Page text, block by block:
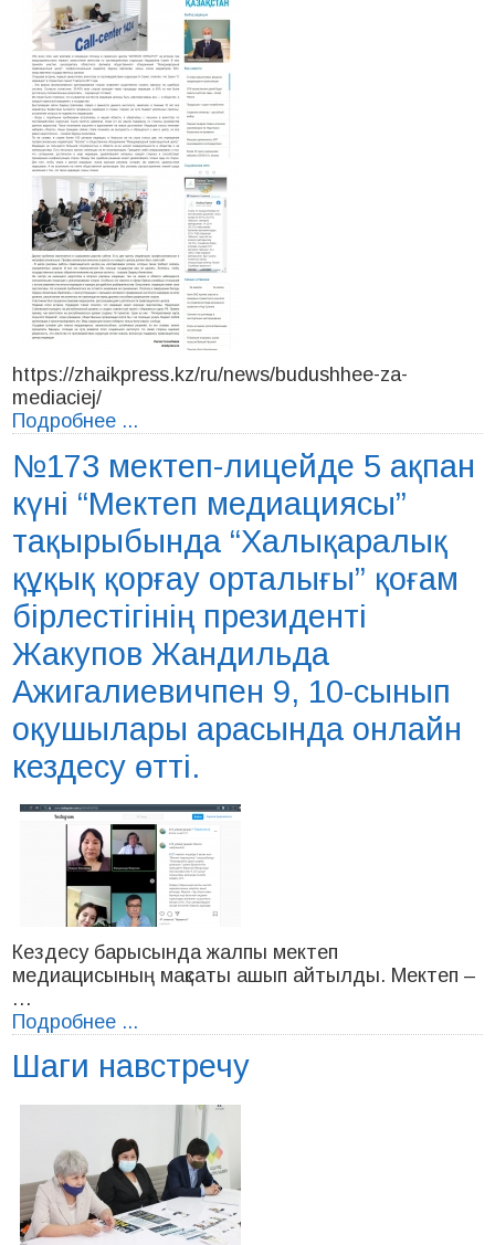
https://zhaikpress.kz/ru/news/budushhee-za-
mediaciej/
Подробнее ...
№173 мектеп-лицейде 5 ақпан
күні “Мектеп медиациясы”
тақырыбында “Халықаралық
құқық қорғау орталығы” қоғам
бірлестігінің президенті
Жакупов Жандильда
Ажигалиевичпен 9, 10-сынып
оқушылары арасында онлайн
кездесу өтті.
Кездесу барысында жалпы мектеп
медиацисының мақсаты ашып айтылды. Мектеп –
…
Подробнее ...
Шаги навстречу